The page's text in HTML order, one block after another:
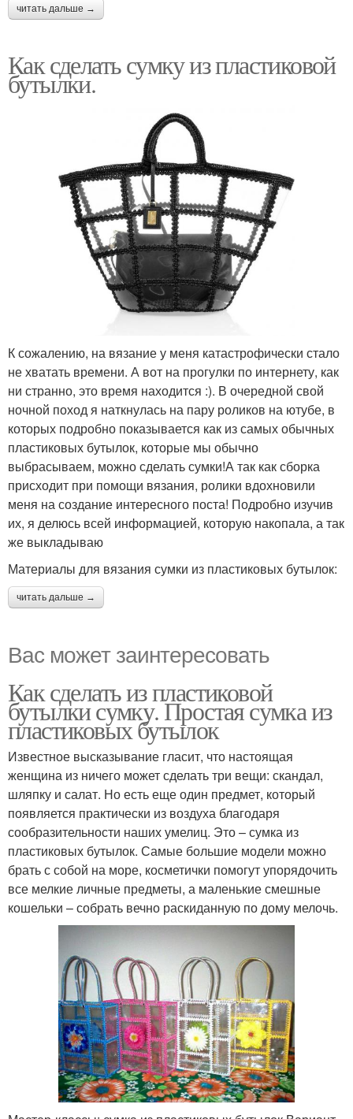
читать дальше →
Как сделать сумку из пластиковой
бутылки.
К сожалению, на вязание у меня катастрофически стало
не хватать времени. А вот на прогулки по интернету, как
ни странно, это время находится :). В очередной свой
ночной поход я наткнулась на пару роликов на ютубе, в
которых подробно показывается как из самых обычных
пластиковых бутылок, которые мы обычно
выбрасываем, можно сделать сумки!А так как сборка
присходит при помощи вязания, ролики вдохновили
меня на создание интересного поста! Подробно изучив
их, я делюсь всей информацией, которую накопала, а так
же выкладываю
Материалы для вязания сумки из пластиковых бутылок:
читать дальше →
Вас может заинтересовать
Как сделать из пластиковой
бутылки сумку. Простая сумка из
пластиковых бутылок
Известное высказывание гласит, что настоящая
женщина из ничего может сделать три вещи: скандал,
шляпку и салат. Но есть еще один предмет, который
появляется практически из воздуха благодаря
сообразительности наших умелиц. Это – сумка из
пластиковых бутылок. Самые большие модели можно
брать с собой на море, косметички помогут упорядочить
все мелкие личные предметы, а маленькие смешные
кошельки – собрать вечно раскиданную по дому мелочь.